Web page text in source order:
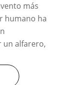
más
humano ha
un alfarero,